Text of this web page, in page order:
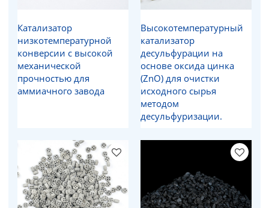
Катализатор
низкотемпературной
конверсии с высокой
механической
прочностью для
аммиачного завода
Высокотемпературный
катализатор
десульфурации на
основе оксида цинка
(ZnO) для очистки
исходного сырья
методом
десульфуризации.